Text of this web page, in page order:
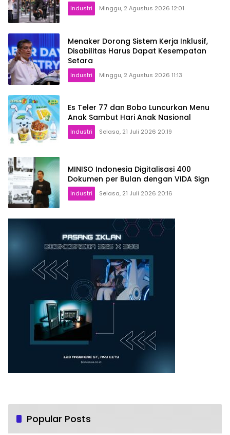
Industri Minggu, 2 Agustus 2026 12:01
Menaker Dorong Sistem Kerja Inklusif,
Disabilitas Harus Dapat Kesempatan
Setara
Industri Minggu, 2 Agustus 2026 11:13
Es Teler 77 dan Bobo Luncurkan Menu
Anak Sambut Hari Anak Nasional
Industri Selasa, 21 Juli 2026 20:19
MINISO Indonesia Digitalisasi 400
Dokumen per Bulan dengan VIDA Sign
Industri Selasa, 21 Juli 2026 20:16
Popular Posts